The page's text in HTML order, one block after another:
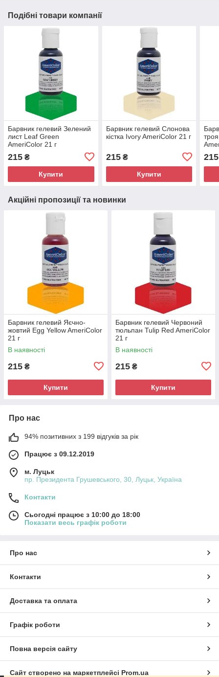
Подібні товари компанії
Барвник гелевий Зелений
лист Leaf Green
AmeriColor 21 г
215 ₴
Купити
Барвник гелевий Слонова
кістка Ivory AmeriColor 21 г
215₴
Купити
215
Акційні пропозиції та новинки
Барвник гелевий Яєчно-
жовтий Egg Yellow AmeriColor
21 г
В наявності
215 ₴
Купити
Барвник гелевий Червоний
тюльпан Tulip Red AmeriColor
21 г
В наявності
215 ₴
Купити
Про нас
94% позитивних з 199 відгуків за рік
Працює з 09.12.2019
м. Луцьк
пр. Президента Грушевського, 30, Луцьк, Україна
Контакти
Сьогодні працює з 10:00 до 18:00
Показати весь графік роботи
Про нас
Контакти
Доставка та оплата
Графік роботи
Повна версія сайту
Сайт створено на маркетплейсі Prom.ua